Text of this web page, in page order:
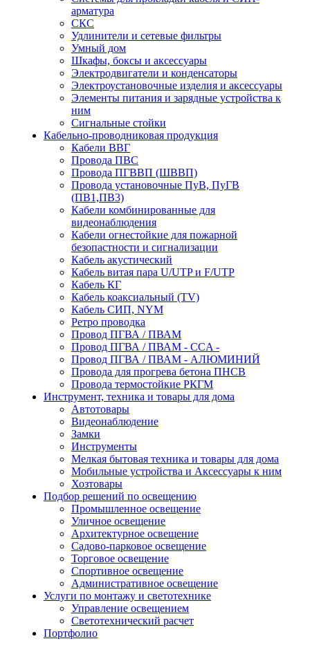
арматура
СКС
Удлинители и сетевые фильтры
Умный дом
Шкафы, боксы и аксессуары
Электродвигатели и конденсаторы
Электроустановочные изделия и аксессуары
Элементы питания и зарядные устройства к
ним
Сигнальные стойки
Кабельно-проводниковая продукция
Кабели ВВГ
Провода ПВС
Провода ПГВВП (ШВВП)
Провода установочные ПуВ, ПуГВ
(ПВ1,ПВ3)
Кабели комбинированные для
видеонаблюдения
Кабели огнестойкие для пожарной
безопастности и сигнализации
Кабель акустический
Кабель витая пара U/UTP и F/UTP
Кабель КГ
Кабель коаксиальный (TV)
Кабель СИП, NYM
Ретро проводка
Провод ПГВА / ПВАМ
Провод ПГВА / ПВАМ - CCA -
Провод ПГВА / ПВАМ - АЛЮМИНИЙ
Провода для прогрева бетона ПНСВ
Провода термостойкие РКГМ
Инструмент, техника и товары для дома
Автотовары
Видеонаблюдение
Замки
Инструменты
Мелкая бытовая техника и товары для дома
Мобильные устройства и Аксессуары к ним
Хозтовары
Подбор решений по освещению
Промышленное освещение
Уличное освещение
Архитектурное освещение
Садово-парковое освещение
Торговое освещение
Спортивное освещение
Административное освещение
Услуги по монтажу и светотехнике
Управление освещением
Светотехнический расчет
Портфолио